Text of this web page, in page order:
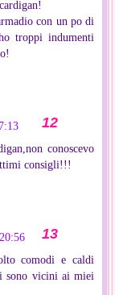
con un po di
troppi indumenti
conoscevo
consigli!!!
comodi e caldi
sono vicini ai miei